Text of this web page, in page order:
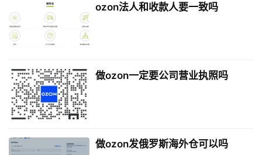
ozon法人和收款人要一致吗
做ozon一定要公司营业执照吗
做ozon发俄罗斯海外仓可以吗